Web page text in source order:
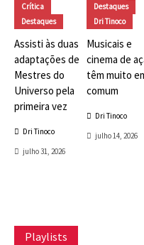
Crítica
Destaques
Assisti às duas
adaptações de
Mestres do
Universo pela
primeira vez
Dri Tinoco
julho 31, 2026
Destaques
Dri Tinoco
Musicais e
cinema de
têm muito
comum
Dri Tinoco
julho 14, 2026
Playlists